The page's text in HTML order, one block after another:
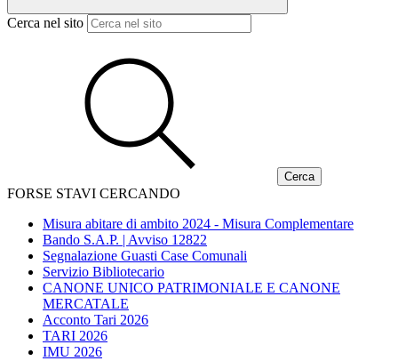
Cerca nel sito
FORSE STAVI CERCANDO
Misura abitare di ambito 2024 - Misura Complementare
Bando S.A.P. | Avviso 12822
Segnalazione Guasti Case Comunali
Servizio Bibliotecario
CANONE UNICO PATRIMONIALE E CANONE
MERCATALE
Acconto Tari 2026
TARI 2026
IMU 2026